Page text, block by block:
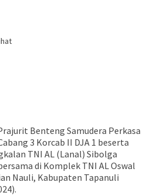
Benteng Samudera Perkasa
3 Korcab II DJA 1 beserta
TNI AL (Lanal) Sibolga
di Komplek TNI AL Oswal
Nauli, Kabupaten Tapanuli